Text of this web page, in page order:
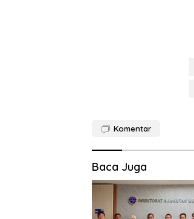
Komentar
Baca Juga